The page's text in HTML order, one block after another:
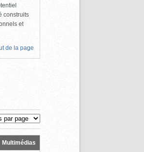
construits
et
de la page
Multimédias